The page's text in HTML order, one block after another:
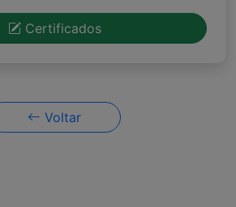
Certificados
Voltar